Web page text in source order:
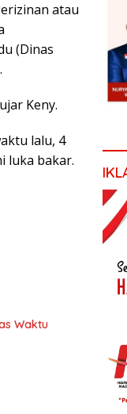
atau
(Dinas
Keny.
lalu, 4
luka bakar.
Waktu